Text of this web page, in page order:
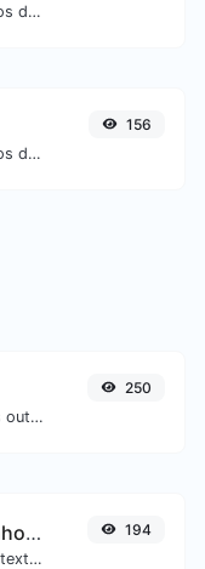
Converta facilmente arquivos de imagem ICO para JPG.
Converta facilmente arquivos de imagem ICO para BMP.
156
Converta sua cor em vários outros formatos.
250
Calculadora de tamanho de texto
Obtenha o tamanho de um texto em Bytes (B), Kilobytes (KB) ou Megabytes (MB).
194